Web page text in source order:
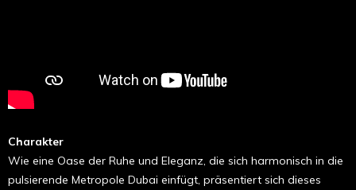
Charakter
Wie eine Oase der Ruhe und Eleganz, die sich harmonisch in die
pulsierende Metropole Dubai einfügt, präsentiert sich dieses